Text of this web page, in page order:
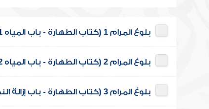
بلوغ المرام 1 (كتاب الطهارة - باب المياه 1)
بلوغ المرام 2 (كتاب الطهارة - باب المياه 2)
بلوغ المرام 3 (كتاب الطهارة - باب إزالة النجاسة وبيانها وجزء من باب الوضوء 1)